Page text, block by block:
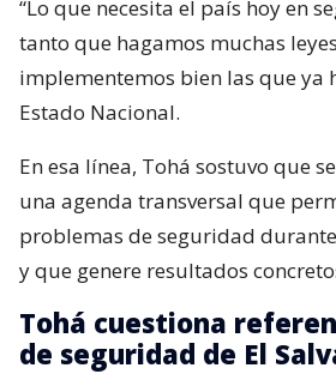
“Lo que necesita el país hoy en
tanto que hagamos muchas
implementemos bien las que ya
Estado Nacional.
En esa línea, Tohá sostuvo que
una agenda transversal que
problemas de seguridad
y que genere resultados
Tohá cuestiona
de seguridad de El